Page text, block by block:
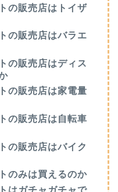
の販売店はトイザ
の販売店はバラエ
の販売店はディス
の販売店は家電量
の販売店は自転車
の販売店はバイク
のみは買えるのか
はガチャガチャで